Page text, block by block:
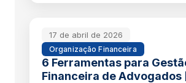
17 de abril de 2026
Organização Financeira
6 Ferramentas para
Financeira de Advogados